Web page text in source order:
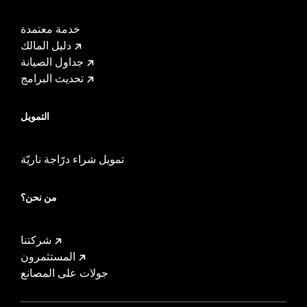
خدمة معتمدة
دليل المالك
جداول الصيانة
تحديث البرامج
التمويل
تمويل شراء درّاجة ناريّة
من نحن؟
شركتنا
المستثمرون
جولات على المصانع